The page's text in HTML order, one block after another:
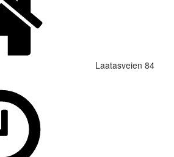
Laatasveien 84